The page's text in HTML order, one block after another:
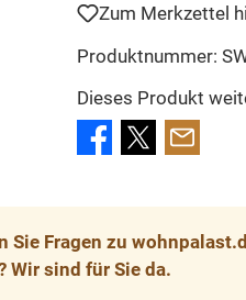
Zum Merkzettel
Produktnummer:
Dieses Produkt
Sie Fragen zu
Wir sind für Sie da.